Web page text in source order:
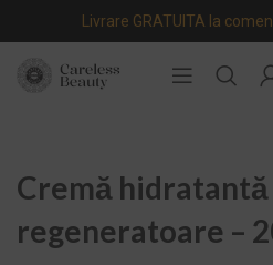
Livrare GRATUITA la
Cremă hidratantă
regeneratoare –